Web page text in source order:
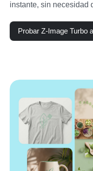
instante, sin necesidad
Probar Z-Image Turbo